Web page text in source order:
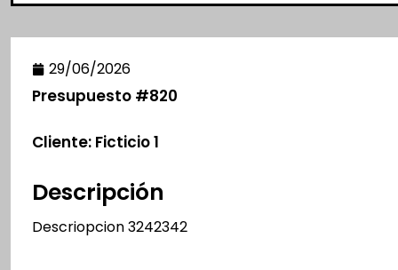
29/06/2026
Presupuesto #820
Cliente: Ficticio 1
Descripción
Descriopcion 3242342